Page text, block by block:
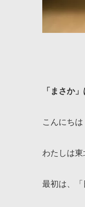
「まさか
こんにちは
わたしは
最初は、